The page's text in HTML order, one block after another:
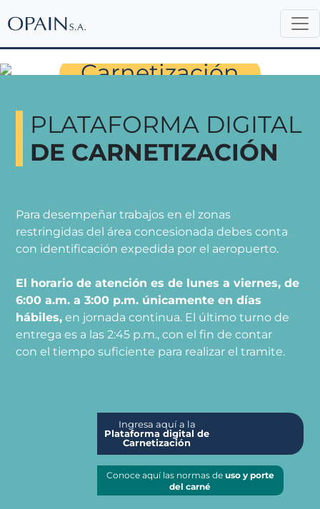
Permisos de Ingreso
Carnetización
PLATAFORMA DIGITAL
DE CARNETIZACIÓN
Para desempeñar trabajos en el zonas
restringidas del área concesionada debes conta
con identificación expedida por el aeropuerto.
El horario de atención es de lunes a viernes, de
6:00 a.m. a 3:00 p.m. únicamente en días
hábiles, en jornada continua. El último turno de
entrega es a las 2:45 p.m., con el fin de contar
con el tiempo suficiente para realizar el tramite.
Ingresa aquí a la
Plataforma digital de
Carnetización
Conoce aquí las normas de uso y porte
del carné